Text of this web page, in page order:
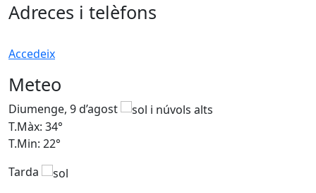
Adreces i telèfons
Accedeix
Meteo
Diumenge, 9 d’agost
T.Màx: 34°
T.Min: 22°
Tarda